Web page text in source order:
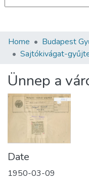
Communities &
Statistics
About us
Home Budapest
Sajtókivágat-
Ünnep a
Date
1950-03-09